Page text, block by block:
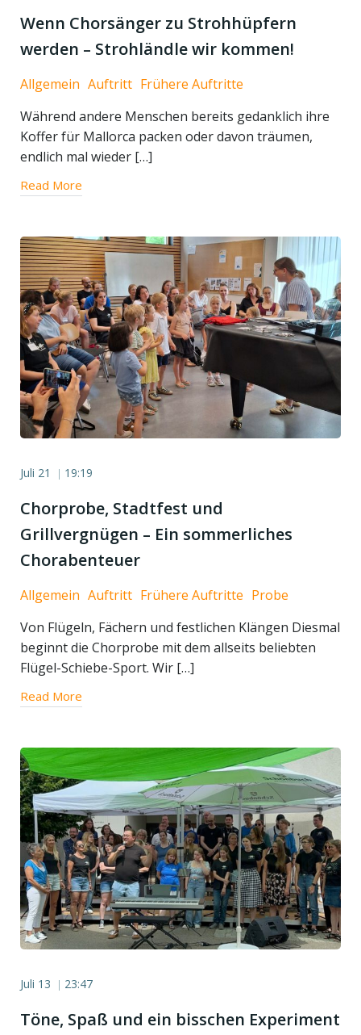
Wenn Chorsänger zu Strohhüpfern
werden – Strohländle wir kommen!
Allgemein Auftritt Frühere Auftritte
Während andere Menschen bereits gedanklich ihre
Koffer für Mallorca packen oder davon träumen,
endlich mal wieder […]
Read More
Juli 21 | 19:19
Chorprobe, Stadtfest und
Grillvergnügen – Ein sommerliches
Chorabenteuer
Allgemein Auftritt Frühere Auftritte Probe
Von Flügeln, Fächern und festlichen Klängen Diesmal
beginnt die Chorprobe mit dem allseits beliebten
Flügel-Schiebe-Sport. Wir […]
Read More
Juli 13 | 23:47
Töne, Spaß und ein bisschen Experiment